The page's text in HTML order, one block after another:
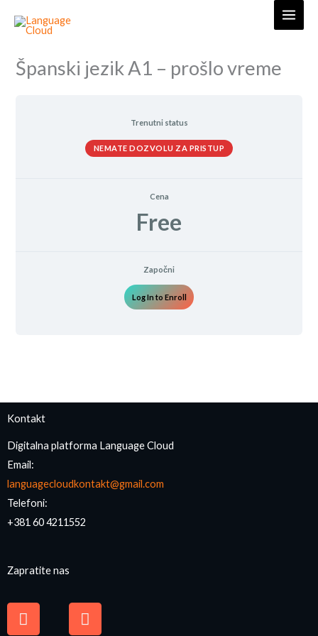
Španski jezik A1 – prošlo vreme
Trenutni status
NEMATE DOZVOLU ZA PRISTUP
Cena
Free
Započni
Log In to Enroll
Kontakt
Digitalna platforma Language Cloud
Email:
languagecloudkontakt@gmail.com
Telefoni:
+381 60 4211552
Zapratite nas
a
c
n
s